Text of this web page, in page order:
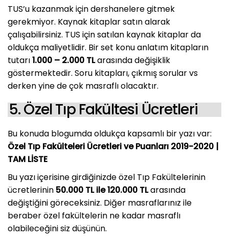
TUS’u kazanmak için dershanelere gitmek
gerekmiyor. Kaynak kitaplar satın alarak
çalışabilirsiniz. TUS için satılan kaynak kitaplar da
oldukça maliyetlidir. Bir set konu anlatım kitapların
tutarı1.000 – 2.000 TLarasında değişiklik
göstermektedir. Soru kitapları, çıkmış sorular vs
derken yine de çok masraflı olacaktır.
5. Özel Tıp Fakültesi Ücretleri
Bu konuda blogumda oldukça kapsamlı bir yazı var:
Özel Tıp Fakülteleri Ücretleri ve Puanları 2019-2020 |
TAM LİSTE
Bu yazı içerisine girdiğinizde özel Tıp Fakültelerinin
ücretlerinin50.000 TL ile 120.000 TLarasında
değiştiğini göreceksiniz. Diğer masraflarınız ile
beraber özel fakültelerin ne kadar masraflı
olabileceğini siz düşünün.